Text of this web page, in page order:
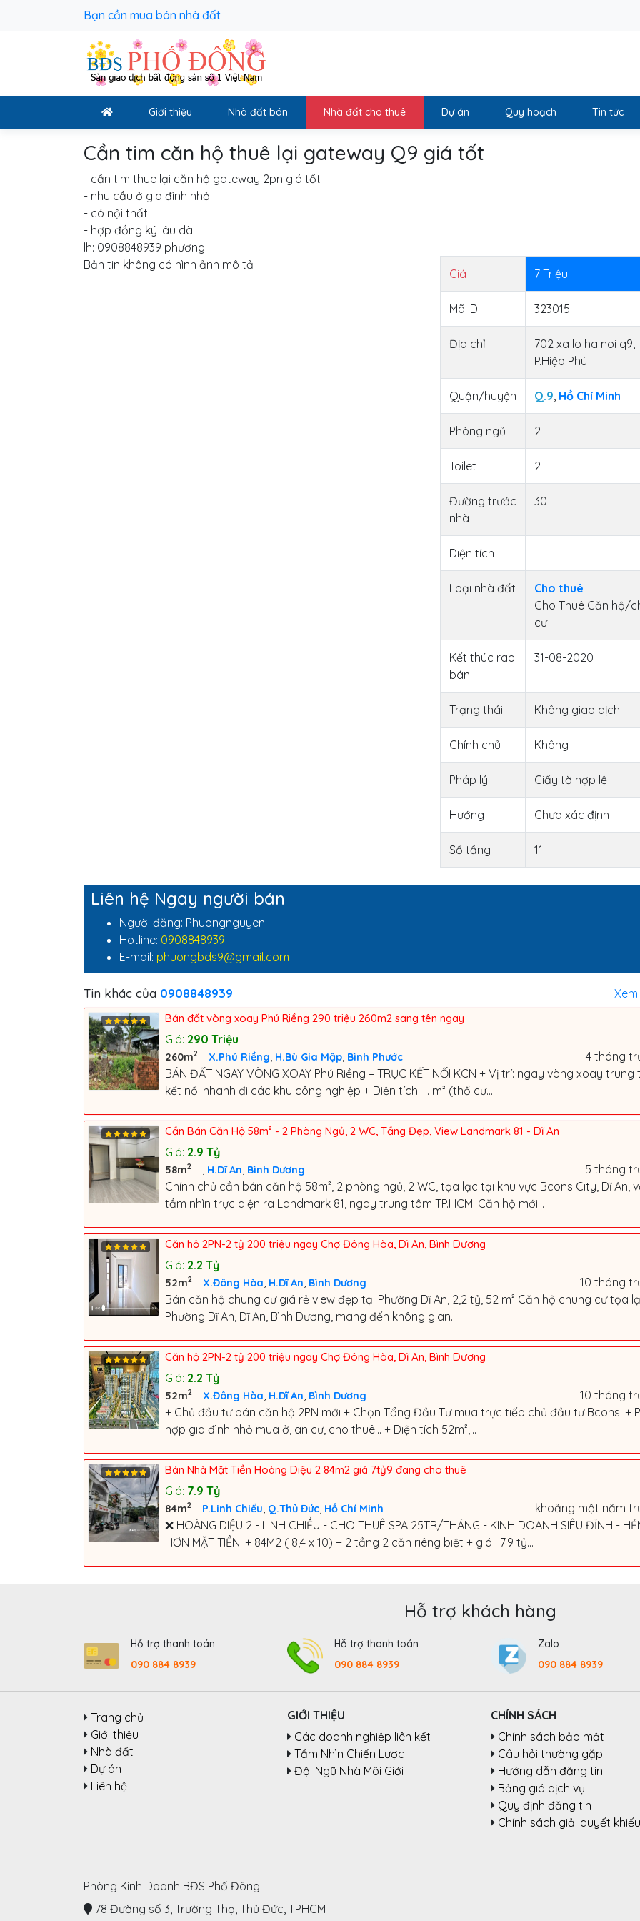
Bạn cần mua bán nhà đất
Giới thiệu Nhà đất bán Nhà đất cho thuê Dự án Quy hoạch Tin tức
Cần tim căn hộ thuê lại gateway Q9 giá tốt
- cần tim thue lại căn hộ gateway 2pn giá tốt
- nhu cầu ở gia đình nhỏ
- có nội thất
- hợp đồng ký lâu dài
lh: 0908848939 phương
Bản tin không có hình ảnh mô tả
Giá 7Triệu
Mã ID 323015
Địa chỉ
702 xa lo ha noi q9,
P.Hiệp Phú
Quận/huyện Q.9 Hồ Chí Minh
Phòng ngủ 2
Toilet 2
Đường trước
nhà
30
Diện tích
Loại nhà đất
Cho thuê
Cho Thuê Căn hộ/
cư
Kết thúc rao
bán
31-08-2020
Trạng thái Không giao dịch
Chính chủ Không
Pháp lý Giấy tờ hợp lệ
Hướng Chưa xác định
Số tầng 11
Liên hệ Ngay người bán
Người đăng: Phuongnguyen
Hotline: 0908848939
E-mail: phuongbds9@gmail.com
Tin khác của 0908848939
Bán đất vòng xoay Phú Riềng 290 triệu 260m2 sang tên ngay
Giá: 290 Triệu
260m2 X.Phú Riềng H.Bù Gia Mập Bình Phước
4 tháng
BÁN ĐẤT NGAY VÒNG XOAY Phú Riềng – TRỤC KẾT NỐI KCN + Vị trí: ngay vòng xoay trung
kết nối nhanh đi các khu công nghiệp + Diện tích: … m² (thổ cư...
Cần Bán Căn Hộ 58m² - 2 Phòng Ngủ, 2 WC, Tầng Đẹp, View Landmark 81 - Dĩ An
Giá: 2.9 Tỷ
58m2 H.Dĩ An Bình Dương
5 tháng
Chính chủ cần bán căn hộ 58m², 2 phòng ngủ, 2 WC, tọa lạc tại khu vực Bcons City, Dĩ An,
tầm nhìn trực diện ra Landmark 81, ngay trung tâm TP.HCM. Căn hộ mới...
Căn hộ 2PN-2 tỷ 200 triệu ngay Chợ Đông Hòa, Dĩ An, Bình Dương
Giá: 2.2 Tỷ
52m2 X.Đông Hòa H.Dĩ An Bình Dương
10 tháng
Bán căn hộ chung cư giá rẻ view đẹp tại Phường Dĩ An, 2,2 tỷ, 52 m² Căn hộ chung cư tọa
Phường Dĩ An, Dĩ An, Bình Dương, mang đến không gian...
Căn hộ 2PN-2 tỷ 200 triệu ngay Chợ Đông Hòa, Dĩ An, Bình Dương
Giá: 2.2 Tỷ
52m2 X.Đông Hòa H.Dĩ An Bình Dương
10 tháng
+ Chủ đầu tư bán căn hộ 2PN mới + Chọn Tổng Đầu Tư mua trực tiếp chủ đầu tư Bcons. +
hợp gia đình nhỏ mua ở, an cư, cho thuê... + Diện tích 52m²,...
Bán Nhà Mặt Tiền Hoàng Diệu 2 84m2 giá 7tỷ9 đang cho thuê
Giá: 7.9 Tỷ
84m2 P.Linh Chiểu Q.Thủ Đức Hồ Chí Minh
khoảng một năm
❌ HOÀNG DIỆU 2 - LINH CHIỂU - CHO THUÊ SPA 25TR/THÁNG - KINH DOANH SIÊU ĐỈNH -
HƠN MẶT TIỀN. + 84M2 ( 8,4 x 10) + 2 tầng 2 căn riêng biệt + giá : 7.9 tỷ...
Hỗ trợ khách hàng
Hỗ trợ thanh toán
090 884 8939
Hỗ trợ thanh toán
090 884 8939
Zalo
090 884 8939
Trang chủ
Giới thiệu
Nhà đất
Dự án
Liên hệ
GIỚI THIỆU
Các doanh nghiệp liên kết
Tầm Nhìn Chiến Lược
Đội Ngũ Nhà Môi Giới
CHÍNH SÁCH
Chính sách bảo mật
Câu hỏi thường gặp
Hướng dẫn đăng tin
Bảng giá dịch vụ
Quy định đăng tin
Chính sách giải quyết
Phòng Kinh Doanh BĐS Phố Đông
78 Đường số 3, Trường Thọ, Thủ Đức, TPHCM